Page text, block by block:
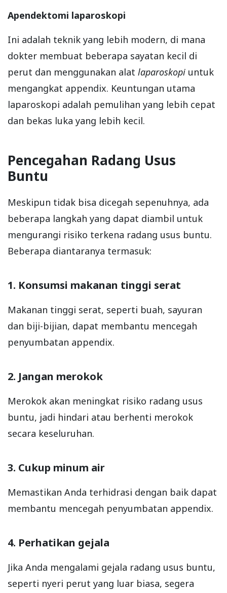
Apendektomi laparoskopi
Ini adalah teknik yang lebih modern, di mana
dokter membuat beberapa sayatan kecil di
perut dan menggunakan alat laparoskopi untuk
mengangkat appendix. Keuntungan utama
laparoskopi adalah pemulihan yang lebih cepat
dan bekas luka yang lebih kecil.
Pencegahan Radang Usus
Buntu
Meskipun tidak bisa dicegah sepenuhnya, ada
beberapa langkah yang dapat diambil untuk
mengurangi risiko terkena radang usus buntu.
Beberapa diantaranya termasuk:
1. Konsumsi makanan tinggi serat
Makanan tinggi serat, seperti buah, sayuran
dan biji-bijian, dapat membantu mencegah
penyumbatan appendix.
2. Jangan merokok
Merokok akan meningkat risiko radang usus
buntu, jadi hindari atau berhenti merokok
secara keseluruhan.
3. Cukup minum air
Memastikan Anda terhidrasi dengan baik dapat
membantu mencegah penyumbatan appendix.
4. Perhatikan gejala
Jika Anda mengalami gejala radang usus buntu,
seperti nyeri perut yang luar biasa, segera